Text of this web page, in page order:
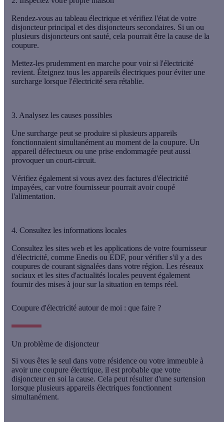
Rendez-vous au tableau électrique et vérifiez l'état de votre
disjoncteur principal et des disjoncteurs secondaires. Si un ou
plusieurs disjoncteurs ont sauté, cela pourrait être la cause de la
coupure.
Mettez-les prudemment en marche pour voir si l'électricité
revient. Éteignez tous les appareils électriques pour éviter une
surcharge lorsque l'électricité sera rétablie.
3. Analysez les causes possibles
Une surcharge peut se produire si plusieurs appareils
fonctionnaient simultanément au moment de la coupure. Un
appareil défectueux ou une prise endommagée peut aussi
provoquer un court-circuit.
Vérifiez également si vous avez des factures d'électricité
impayées, car votre fournisseur pourrait avoir coupé
l'alimentation.
4. Consultez les informations locales
Consultez les sites web et les applications de votre fournisseur
d'électricité, comme Enedis ou EDF, pour vérifier s'il y a des
coupures de courant signalées dans votre région. Les réseaux
sociaux et les sites d'actualités locales peuvent également
fournir des mises à jour sur la situation en temps réel.
Coupure d'électricité autour de moi : que faire ?
Un problème de disjoncteur
Si vous êtes le seul dans votre résidence ou votre immeuble à
avoir une coupure électrique, il est probable que votre
disjoncteur en soi la cause. Cela peut résulter d'une surtension
lorsque plusieurs appareils électriques fonctionnent
simultanément.